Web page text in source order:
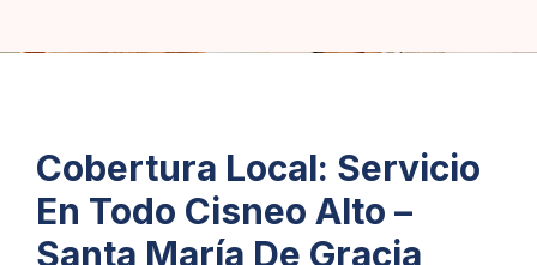
Cobertura Local: Servicio
En Todo Cisneo Alto –
Santa María De Gracia